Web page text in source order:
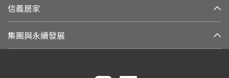
信義居家
集團與永續發展